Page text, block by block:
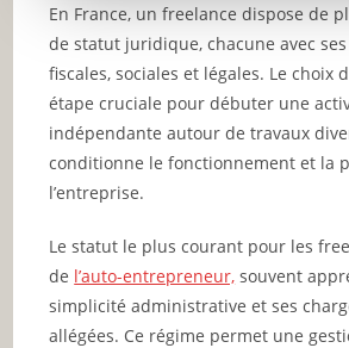
En France, un freelance dispose de
de statut juridique, chacune avec
fiscales, sociales et légales. Le choix
étape cruciale pour débuter une
indépendante autour de travaux
conditionne le fonctionnement et la
l’entreprise.
Le statut le plus courant pour les
de l’auto-entrepreneur, souvent
simplicité administrative et ses
allégées. Ce régime permet une